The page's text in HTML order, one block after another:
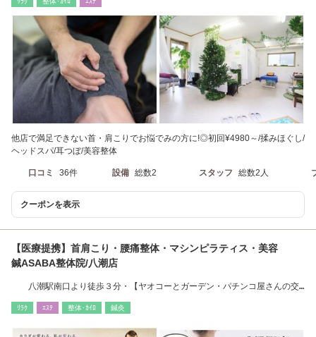
他店で満足できない首・肩こりでお悩でみの方に!◎初回¥4980～/揉みほぐし/
ヘッドスパ/耳つぼ/美容整体
口コミ 36件 設備 総数2 スタッフ 総数2人
クーポンを表示
【医療提携】首肩こり・腰痛整体・マシンピラティス・美容
鍼ASABA整体院/八潮店
八潮駅南口より徒歩３分・【ヤオコーとガーデン・パチンコ屋さんの交
ﾘﾗｸ ｴｽﾃ 整体･ｶｲﾛ 鍼灸